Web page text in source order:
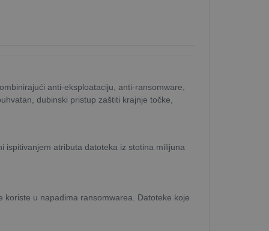
anti-eksploataciju, anti-ransomware,
dubinski pristup zaštiti krajnje točke,
ispitivanjem atributa datoteka iz stotina milijuna
u napadima ransomwarea. Datoteke koje